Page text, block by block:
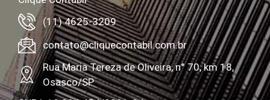
(11) 4625-3209
contato@cliquecontabil.com.br
Rua Maria Tereza de Oliveira, n° 70, km 18,
Osasco/SP